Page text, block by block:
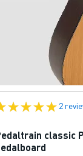
2
classic